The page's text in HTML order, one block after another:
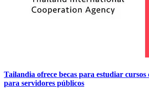
Tailandia ofrece becas para estudiar cursos
para servidores públicos